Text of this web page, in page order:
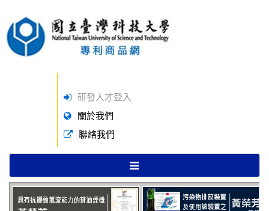
研發人才登入
關於我們
聯絡我們
TOGGLE
NAVIGATION